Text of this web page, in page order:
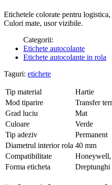
Etichetele colorate pentru
Culori mate, usor vizibile.
Categorii:
Etichete autocolante
Etichete autocolante in rola
Taguri: etichete
Tip material
Hartie
Mod tiparire
Transfer
Grad luciu
Mat
Culoare
Verde
Tip adeziv
Permanent
Diametrul interior rola 40 mm
Compatibilitate
Honeywell,
Forma eticheta
Dreptunghi